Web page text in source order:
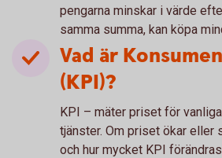
pengarna minskar i värde
samma summa, kan köpa
Vad är
(KPI)?
KPI – mäter priset för
tjänster. Om priset ökar eller
och hur mycket KPI